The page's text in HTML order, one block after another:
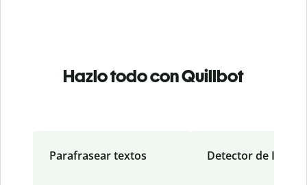
Hazlo todo con Quillbot
Parafrasear textos Detector de IA